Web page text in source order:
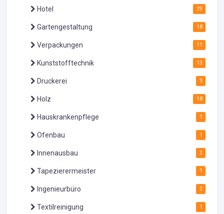
Hotel 29
Gartengestaltung 18
Verpackungen 11
Kunststofftechnik 13
Druckerei 3
Holz 18
Hauskrankenpflege 1
Ofenbau 1
Innenausbau 2
Tapezierermeister 1
Ingenieurbüro 2
Textilreinigung 1